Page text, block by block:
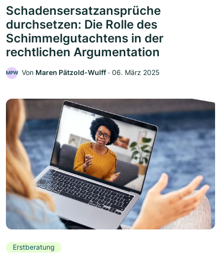
Schadensersatzansprüche
durchsetzen: Die Rolle des
Schimmelgutachtens in der
rechtlichen Argumentation
MPW Von Maren Pätzold-Wulff ‧ 06. März 2025
Erstberatung